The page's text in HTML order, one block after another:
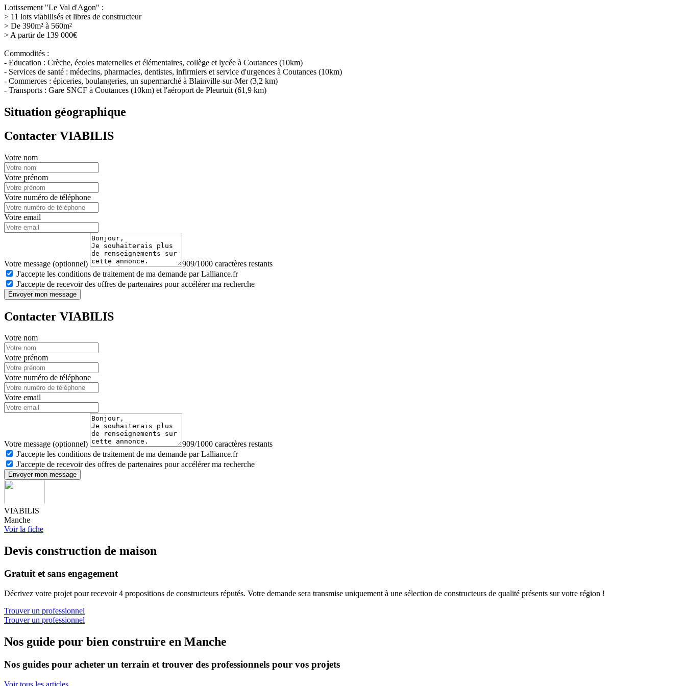
Lotissement "Le Val d'Agon" :
> 11 lots viabilisés et libres de constructeur
> De 390m² à 560m²
> A partir de 139 000€
Commodités :
- Education : Crèche, écoles maternelles et élémentaires, collège et lycée à Coutances (10km)
- Services de santé : médecins, pharmacies, dentistes, infirmiers et service d'urgences à Coutances (10km)
- Commerces : épiceries, boulangeries, un supermarché à Blainville-sur-Mer (3,2 km)
- Transports : Gare SNCF à Coutances (10km) et l'aéroport de Pleurtuit (61,9 km)
Situation géographique
Contacter VIABILIS
Votre nom
Votre prénom
Votre numéro de téléphone
Votre email
Votre message (optionnel)
909/1000 caractères restants
J'accepte les conditions de traitement de ma demande par Lalliance.fr
J'accepte de recevoir des offres de partenaires pour accélérer ma recherche
Envoyer mon message
Contacter VIABILIS
Votre nom
Votre prénom
Votre numéro de téléphone
Votre email
Votre message (optionnel)
909/1000 caractères restants
J'accepte les conditions de traitement de ma demande par Lalliance.fr
J'accepte de recevoir des offres de partenaires pour accélérer ma recherche
Envoyer mon message
VIABILIS
Manche
Voir la fiche
Devis construction de maison
Gratuit et sans engagement
Décrivez votre projet pour recevoir 4 propositions de constructeurs réputés. Votre demande sera transmise uniquement à une sélection de constructeurs de qualité présents sur votre région !
Trouver un professionnel
Trouver un professionnel
Nos guide pour bien construire en Manche
Nos guides pour acheter un terrain et trouver des professionnels pour vos projets
Voir tous les articles